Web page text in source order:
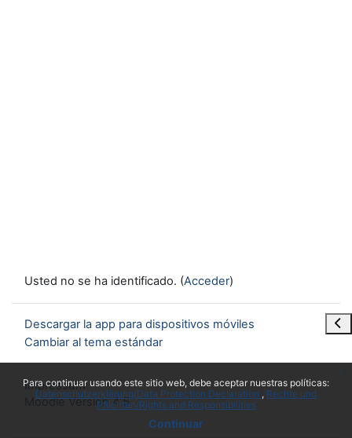
Para continuar usando este sitio web, debe aceptar nuestras políticas:
Datenschutzerklärung/Data Protection Declaration
Rechte und
Pflichten/Rights and Responsibilities
Continuar
Usted no se ha identificado. (Acceder)
Descargar la app para dispositivos móviles
Cambiar al tema estándar
Impressum
Moodle Version 4.5